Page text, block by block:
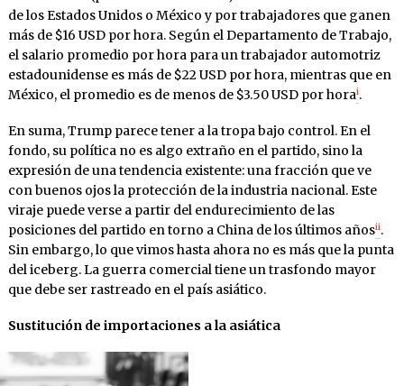
de los Estados Unidos o México y por trabajadores que ganen
más de $16 USD por hora. Según el Departamento de Trabajo,
el salario promedio por hora para un trabajador automotriz
estadounidense es más de $22 USD por hora, mientras que en
México, el promedio es de menos de $3.50 USD por horai.
En suma, Trump parece tener a la tropa bajo control. En el
fondo, su política no es algo extraño en el partido, sino la
expresión de una tendencia existente: una fracción que ve
con buenos ojos la protección de la industria nacional. Este
viraje puede verse a partir del endurecimiento de las
posiciones del partido en torno a China de los últimos añosii.
Sin embargo, lo que vimos hasta ahora no es más que la punta
del iceberg. La guerra comercial tiene un trasfondo mayor
que debe ser rastreado en el país asiático.
Sustitución de importaciones a la asiática